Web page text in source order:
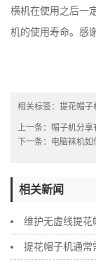
横机在使用之后一
机的使用寿命。感
相关标签： 提花帽子
上一条： 帽子机分享
下一条： 电脑袜机
相关新闻
维护无虚线提花
提花帽子机通常